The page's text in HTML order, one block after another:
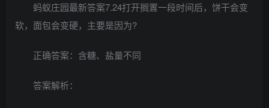
蚂蚁庄园最新答案7.24打开搁置一段时间后，饼干会变
软，面包会变硬，主要是因为?
正确答案：含糖、盐量不同
答案解析：